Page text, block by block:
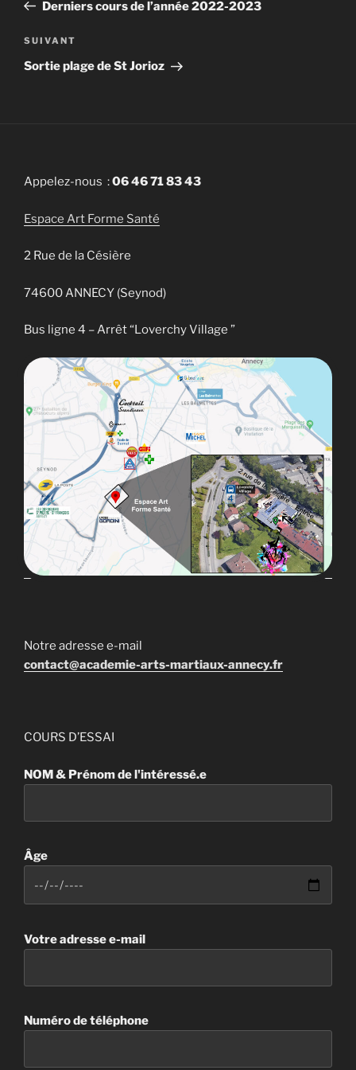
l’article
Derniers cours de l’année 2022-2023
Article
suivant
SUIVANT
Sortie plage de St Jorioz
Appelez-nous :06 46 71 83 43
Espace Art Forme Santé
2 Rue de la Césière
74600 ANNECY (Seynod)
Bus ligne 4 – Arrêt “Loverchy Village ”
Notre adresse e-mail
contact@academie-arts-martiaux-annecy.fr
COURS D’ESSAI
NOM & Prénom de l'intéressé.e
Âge
Votre adresse e-mail
Numéro de téléphone